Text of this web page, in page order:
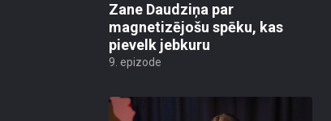
Zane Daudziņa par
magnetizējošu spēku, kas
pievelk jebkuru
9. epizode